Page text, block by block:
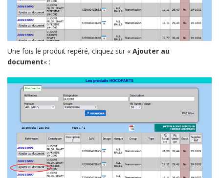
Une fois le produit repéré, cliquez sur « Ajouter au
document« :